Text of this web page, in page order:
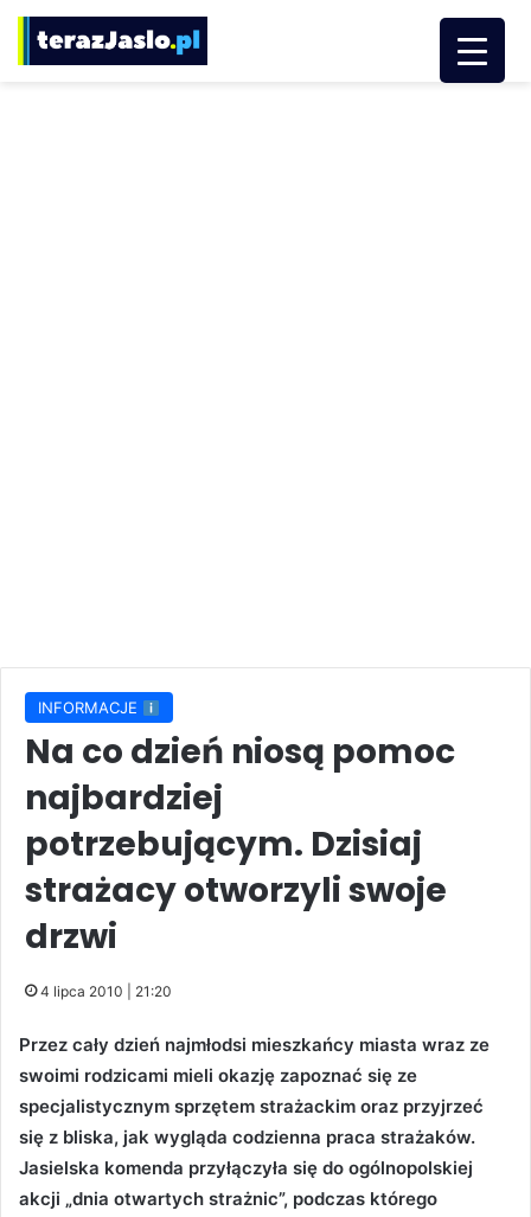
INFORMACJE
Na co dzień niosą pomoc
najbardziej
potrzebującym. Dzisiaj
strażacy otworzyli swoje
drzwi
4 lipca 2010 | 21:20
Przez cały dzień najmłodsi mieszkańcy miasta wraz ze
swoimi rodzicami mieli okazję zapoznać się ze
specjalistycznym sprzętem strażackim oraz przyjrzeć
się z bliska, jak wygląda codzienna praca strażaków.
Jasielska komenda przyłączyła się do ogólnopolskiej
akcji „dnia otwartych strażnic”, podczas którego